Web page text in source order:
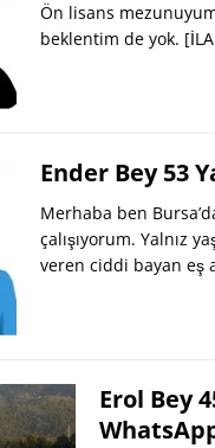
Ön lisans
beklentim de yok.
Ender Bey 53
Merhaba ben
çalışıyorum. Yalnız
veren ciddi bayan eş
Erol Bey